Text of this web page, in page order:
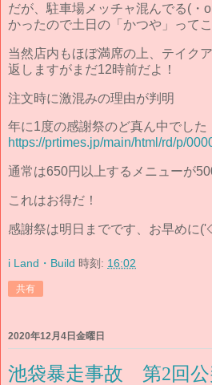
だが、駐車場メッチャ混んでる(・
かったので土日の「かつや」って
当然店内もほぼ満席の上、テイク
返しますがまだ12時前だよ！
注文時に激混みの理由が判明
年に1度の感謝祭のど真ん中でした
https://prtimes.jp/main/html/rd/p/
通常は650円以上するメニューが
これはお得だ！
感謝祭は明日までです、お早めに
i Land・Build 時刻: 16:02
共有
2020年12月4日金曜日
池袋暴走事故 第2回公